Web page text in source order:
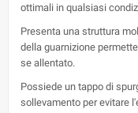
ottimali in qualsiasi
Presenta una struttura
della guarnizione
se allentato.
Possiede un tappo di
sollevamento per evitare